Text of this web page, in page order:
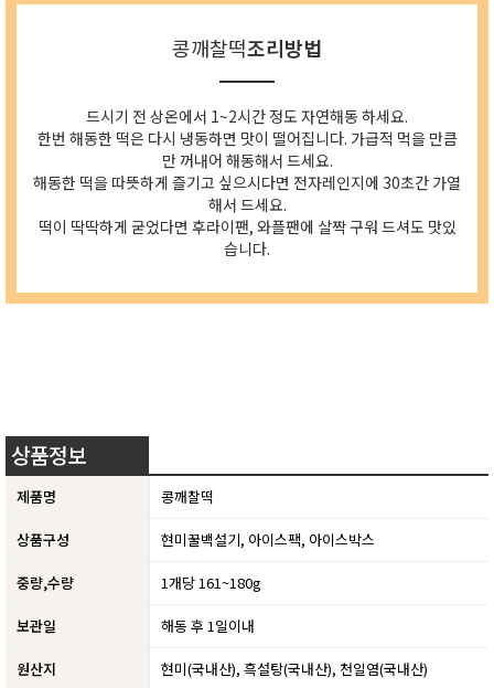
콩깨찰떡조리방법
드시기 전 상온에서 1~2시간 정도 자연해동 하세요.
한번 해동한 떡은 다시 냉동하면 맛이 떨어집니다. 가급적 먹을 만큼
만 꺼내어 해동해서 드세요.
해동한 떡을 따뜻하게 즐기고 싶으시다면 전자레인지에 30초간 가열
해서 드세요.
떡이 딱딱하게 굳었다면 후라이팬, 와플팬에 살짝 구워 드셔도 맛있
습니다.
상품정보
제품명 콩깨찰떡
상품구성 현미꿀백설기, 아이스팩, 아이스박스
중량,수량 1개당 161~180g
보관일 해동 후 1일이내
원산지 현미(국내산), 흑설탕(국내산), 천일염(국내산)